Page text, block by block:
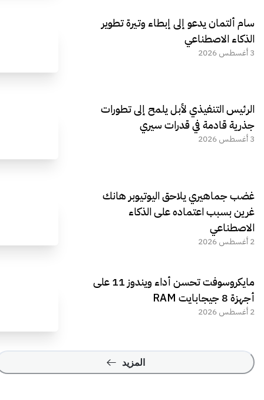
سام ألتمان يدعو إلى إبطاء وتيرة تطوير
الذكاء الاصطناعي
3 أغسطس 2026
الرئيس التنفيذي لأبل يلمح إلى تطورات
جذرية قادمة في قدرات سيري
3 أغسطس 2026
غضب جماهيري يلاحق اليوتيوبر هانك
غرين بسبب اعتماده على الذكاء
الاصطناعي
2 أغسطس 2026
مايكروسوفت تحسن أداء ويندوز 11 على
أجهزة 8 جيجابايت RAM
2 أغسطس 2026
المزيد